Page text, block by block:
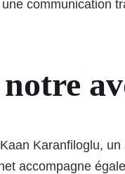
communication
Karanfiloglu,
accompagne